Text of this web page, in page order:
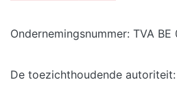
Ondernemingsnummer: TVA BE
De toezichthoudende